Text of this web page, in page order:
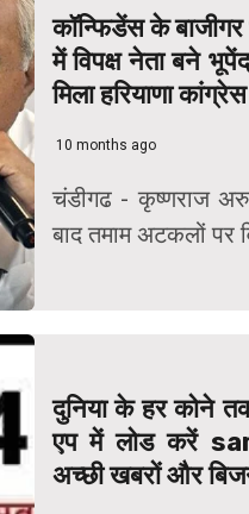
कॉन्फिडेंस के बाजीगर
में विपक्ष नेता बने
मिला हरियाणा
10 months ago
चंडीगढ - कृष्णराज
बाद तमाम अटकलों पर
दुनिया के हर कोने
एप में लोड करें
अच्छी खबरों और